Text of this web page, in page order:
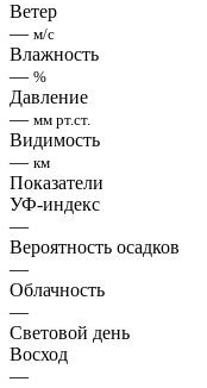
Ветер
— м/с
Влажность
— %
Давление
— мм рт.ст.
Видимость
— км
Показатели
УФ-индекс
—
Вероятность осадков
—
Облачность
—
Световой день
Восход
—